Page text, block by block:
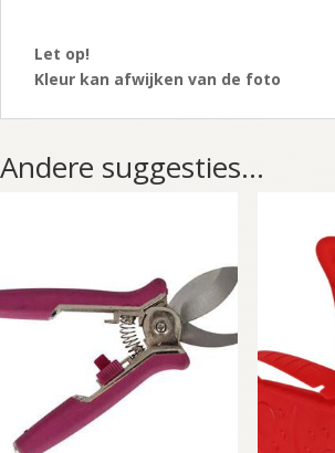
Let op!
Kleur kan afwijken van de foto
Andere suggesties…